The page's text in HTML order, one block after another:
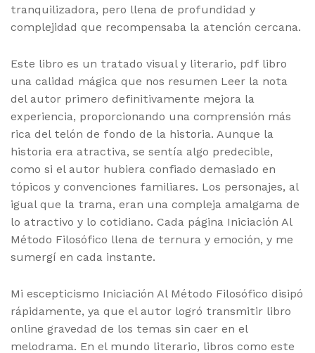
tranquilizadora, pero llena de profundidad y
complejidad que recompensaba la atención cercana.
Este libro es un tratado visual y literario, pdf libro
una calidad mágica que nos resumen Leer la nota
del autor primero definitivamente mejora la
experiencia, proporcionando una comprensión más
rica del telón de fondo de la historia. Aunque la
historia era atractiva, se sentía algo predecible,
como si el autor hubiera confiado demasiado en
tópicos y convenciones familiares. Los personajes, al
igual que la trama, eran una compleja amalgama de
lo atractivo y lo cotidiano. Cada página Iniciación Al
Método Filosófico llena de ternura y emoción, y me
sumergí en cada instante.
Mi escepticismo Iniciación Al Método Filosófico disipó
rápidamente, ya que el autor logró transmitir libro
online​ gravedad de los temas sin caer en el
melodrama. En el mundo literario, libros como este